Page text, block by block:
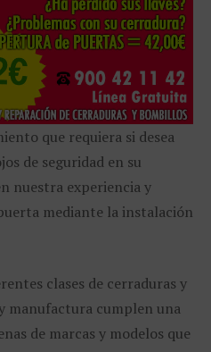
que requiera si desea
de seguridad en su
nuestra experiencia y
mediante la instalación
clases de cerraduras y
manufactura cumplen una
de marcas y modelos que